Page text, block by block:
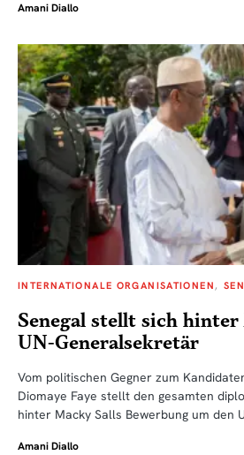
Amani Diallo
INTERNATIONALE ORGANISATIONEN
Senegal stellt sich hinter
UN-Generalsekretär
Vom politischen Gegner zum
Diomaye Faye stellt den gesamten
hinter Macky Salls Bewerbung um den
Amani Diallo